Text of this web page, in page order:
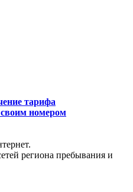
тарифа
номером
региона пребывания и